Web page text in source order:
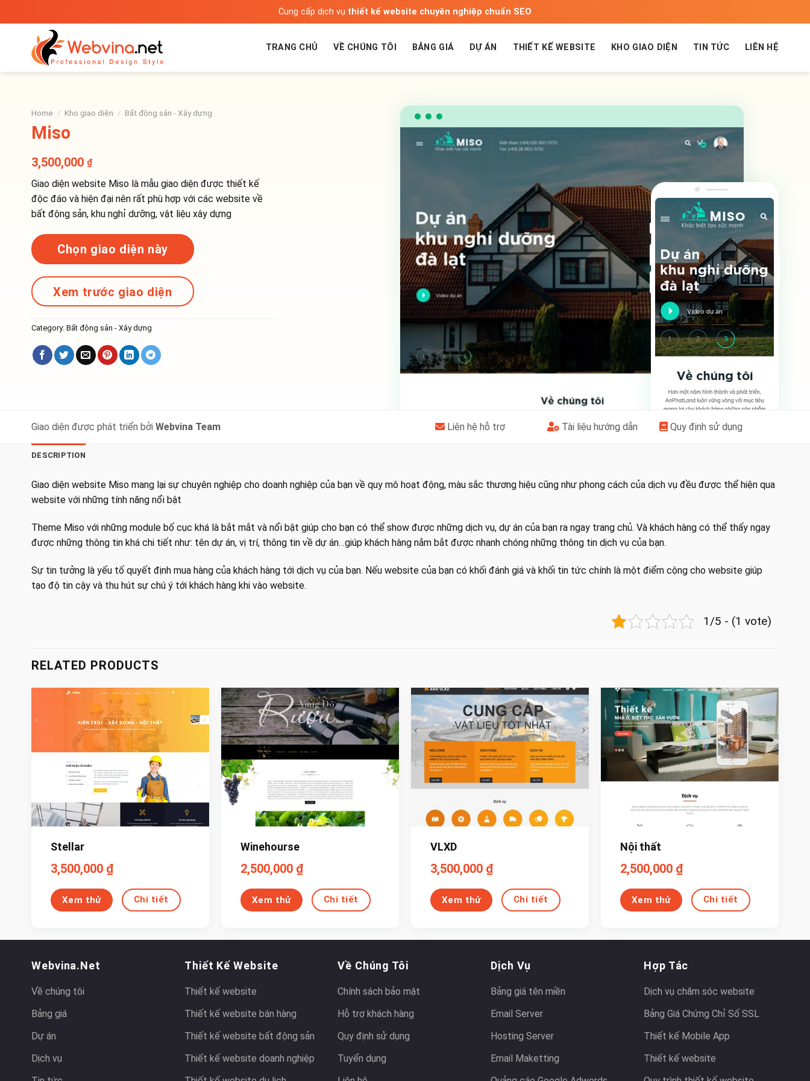
qua
Cung cấp dịch vụ thiết kế website chuyên nghiệp chuẩn SEO
TRANG CHỦ VỀ CHÚNG TÔI BẢNG GIÁ DỰ ÁN THIẾT KẾ WEBSITE KHO GIAO DIỆN TIN TỨC LIÊN HỆ
Home / Kho giao diện / Bất động sản - Xây dựng
Miso
3,500,000 ₫
Giao diện website Miso là mẫu giao diện được thiết kế
độc đáo và hiện đại nên rất phù hợp với các website về
bất động sản, khu nghỉ dưỡng, vật liệu xây dựng
Chọn giao diện này
Xem trước giao diện
Category: Bất động sản - Xây dựng
Giao diện được phát triển bởi Webvina Team Liên hệ hỗ trợ Tài liệu hướng dẫn Quy định sử dụng
DESCRIPTION
Giao diện website Miso mang lại sự chuyên nghiệp cho doanh nghiệp của bạn về quy mô hoạt động, màu sắc thương hiệu cũng như phong cách của dịch vụ đều được thể hiện qua
website với những tính năng nổi bật
Theme Miso với những module bố cục khá là bắt mắt và nổi bật giúp cho bạn có thể show được những dịch vụ, dự án của bạn ra ngay trang chủ. Và khách hàng có thể thấy ngay
được những thông tin khá chi tiết như: tên dự án, vị trí, thông tin về dự án…giúp khách hàng nắm bắt được nhanh chóng những thông tin dịch vụ của bạn.
Sự tin tưởng là yếu tố quyết định mua hàng của khách hàng tới dịch vụ của bạn. Nếu website của bạn có khối đánh giá và khối tin tức chính là một điểm cộng cho website giúp
tạo độ tin cậy và thu hút sự chú ý tới khách hàng khi vào website.
1/5 - (1 vote)
RELATED PRODUCTS
Stellar
3,500,000 ₫
Xem thử Chi tiết
Winehourse
2,500,000 ₫
Xem thử Chi tiết
VLXD
3,500,000 ₫
Xem thử Chi tiết
Nội thất
2,500,000 ₫
Xem thử Chi tiết
Webvina.net
Về chúng tôi
Bảng giá
Dự án
Dịch vụ
Thiết Kế Website
Thiết kế website
Thiết kế website bán hàng
Thiết kế website bất động sản
Thiết kế website doanh nghiệp
Về Chúng Tôi
Chính sách bảo mật
Hỗ trợ khách hàng
Quy định sử dụng
Tuyển dụng
Dịch Vụ
Bảng giá tên miền
Email Server
Hosting Server
Email Maketting
Hợp Tác
Dịch vụ chăm sóc website
Bảng Giá Chứng Chỉ Số SSL
Thiết kế Mobile App
Thiết kế website